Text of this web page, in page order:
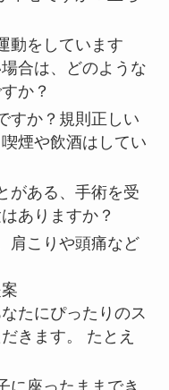
動をしています
合は、どのような
か？
すか？規則正しい
煙や飲酒はしてい
がある、手術を受
ありますか？
肩こりや頭痛など
たにぴったりのス
きます。 たとえ